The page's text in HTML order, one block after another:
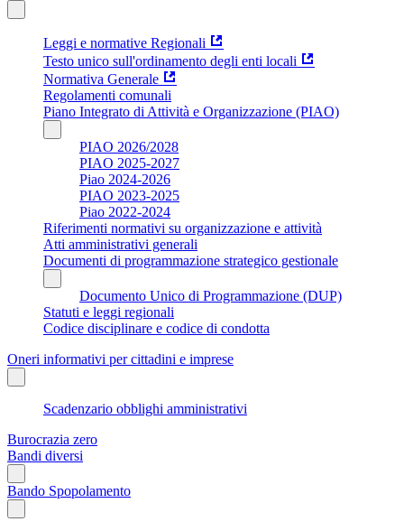
Leggi e normative Regionali
Testo unico sull'ordinamento degli enti locali
Normativa Generale
Regolamenti comunali
Piano Integrato di Attività e Organizzazione (PIAO)
PIAO 2026/2028
PIAO 2025-2027
Piao 2024-2026
PIAO 2023-2025
Piao 2022-2024
Riferimenti normativi su organizzazione e attività
Atti amministrativi generali
Documenti di programmazione strategico gestionale
Documento Unico di Programmazione (DUP)
Statuti e leggi regionali
Codice disciplinare e codice di condotta
Oneri informativi per cittadini e imprese
Scadenzario obblighi amministrativi
Burocrazia zero
Bandi diversi
Bando Spopolamento